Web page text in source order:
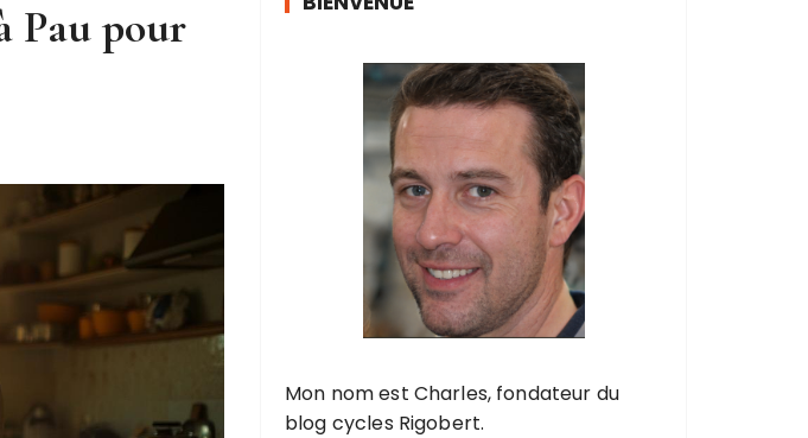
Pau pour
Mon nom est Charles, fondateur du
blog cycles Rigobert.